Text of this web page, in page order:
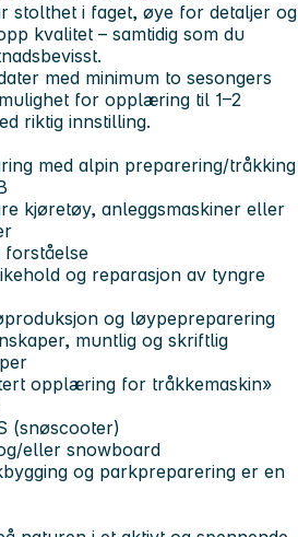
stolthet i faget, øye for detaljer og
kvalitet – samtidig som du
med minimum to sesongers
for opplæring til 1–2
riktig innstilling.
med alpin preparering/tråkking
kjøretøy, anleggsmaskiner eller
forståelse
og reparasjon av tyngre
og løypepreparering
muntlig og skriftlig
opplæring for tråkkemaskin»
(snøscooter)
eller snowboard
og parkpreparering er en